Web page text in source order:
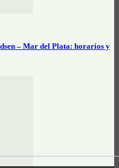
– Mar del Plata: horarios y